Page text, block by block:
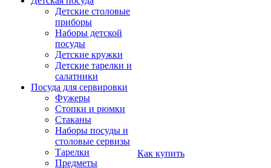
Детские столовые
приборы
Наборы детской
посуды
Детские кружки
Детские тарелки и
салатники
Посуда для сервировки
Фужеры
Стопки и рюмки
Стаканы
Наборы посуды и
столовые сервизы
Тарелки
Предметы
Как купить